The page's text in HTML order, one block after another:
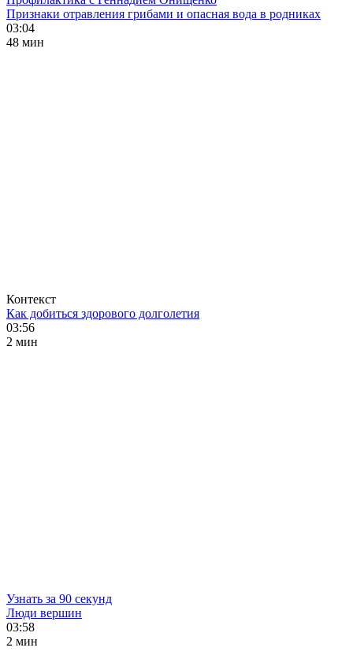
Признаки отравления грибами и опасная вода в родниках
03:04
48 мин
Контекст
Как добиться здорового долголетия
03:56
2 мин
Узнать за 90 секунд
Люди вершин
03:58
2 мин